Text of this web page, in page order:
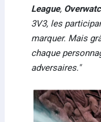
League,
3V3, les
marquer. Mais
chaque
adversaires."